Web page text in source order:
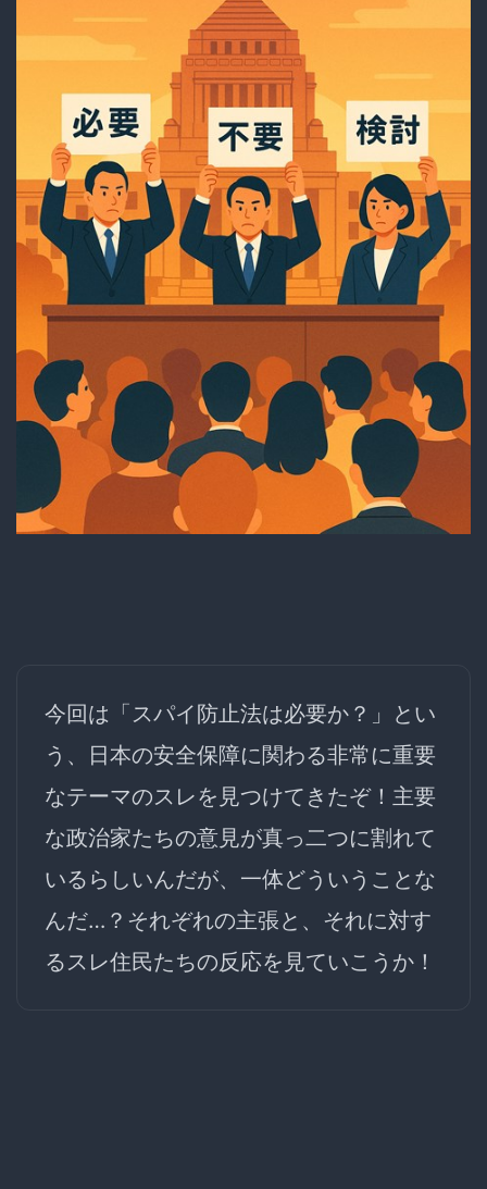
今回は「スパイ防止法は必要か？」とい
う、日本の安全保障に関わる非常に重要
なテーマのスレを見つけてきたぞ！主要
な政治家たちの意見が真っ二つに割れて
いるらしいんだが、一体どういうことな
んだ…？それぞれの主張と、それに対す
るスレ住民たちの反応を見ていこうか！